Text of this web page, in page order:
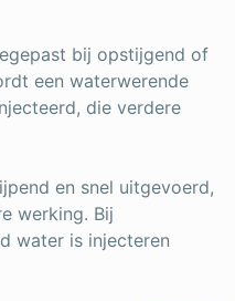
bij opstijgend of
een waterwerende
die verdere
en snel uitgevoerd,
werking. Bij
water is injecteren